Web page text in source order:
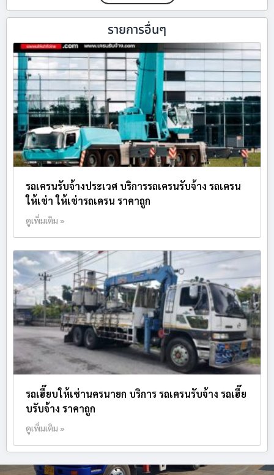
รายการอื่นๆ
รถเครนรับจ้างประเวศ บริการรถเครนรับจ้าง รถเครน
ให้เช่า ให้เช่ารถเครน ราคาถูก
ดูเพิ่มเติม »
รถเฮี๊ยบให้เช่านครนายก บริการ รถเครนรับจ้าง รถเฮี๊ย
บรับจ้าง ราคาถูก
ดูเพิ่มเติม »